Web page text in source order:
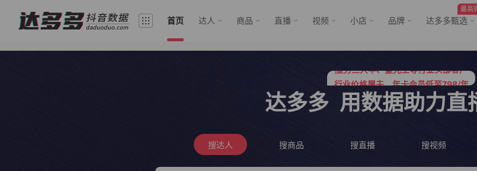
首页 达人 商品 直播 视频 小店 品牌
最高
达多多甄选
行业价格屠夫，年卡会员低至798/年
服务三只羊、董先生等行业头部客户
达多多 用数据助力直
搜达人 搜商品 搜直播 搜视频